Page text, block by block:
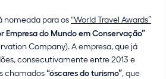
nomeada para os“World Travel Awards”
Empresa do Mundo em Conservação”
Company). A empresa, que já
consecutivamente entre 2013 e
chamados“óscares do turismo”, que